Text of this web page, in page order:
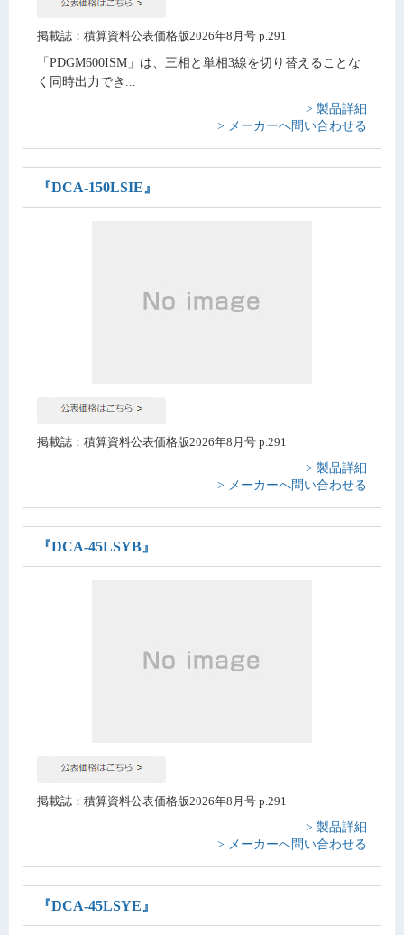
掲載誌：積算資料公表価格版2026年8月号 p.291
「PDGM600ISM」は、三相と単相3線を切り替えることな
く同時出力でき...
> 製品詳細
> メーカーへ問い合わせる
『DCA-150LSIE』
掲載誌：積算資料公表価格版2026年8月号 p.291
> 製品詳細
> メーカーへ問い合わせる
『DCA-45LSYB』
掲載誌：積算資料公表価格版2026年8月号 p.291
> 製品詳細
> メーカーへ問い合わせる
『DCA-45LSYE』